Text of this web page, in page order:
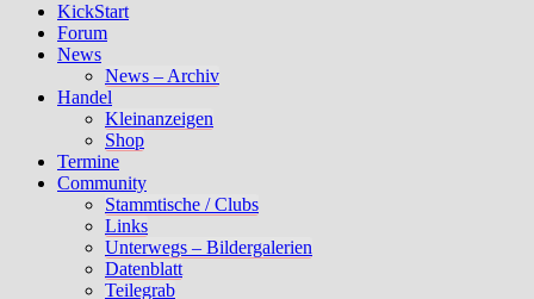
KickStart
Forum
News
News – Archiv
Handel
Kleinanzeigen
Shop
Termine
Community
Stammtische / Clubs
Links
Unterwegs – Bildergalerien
Datenblatt
Teilegrab